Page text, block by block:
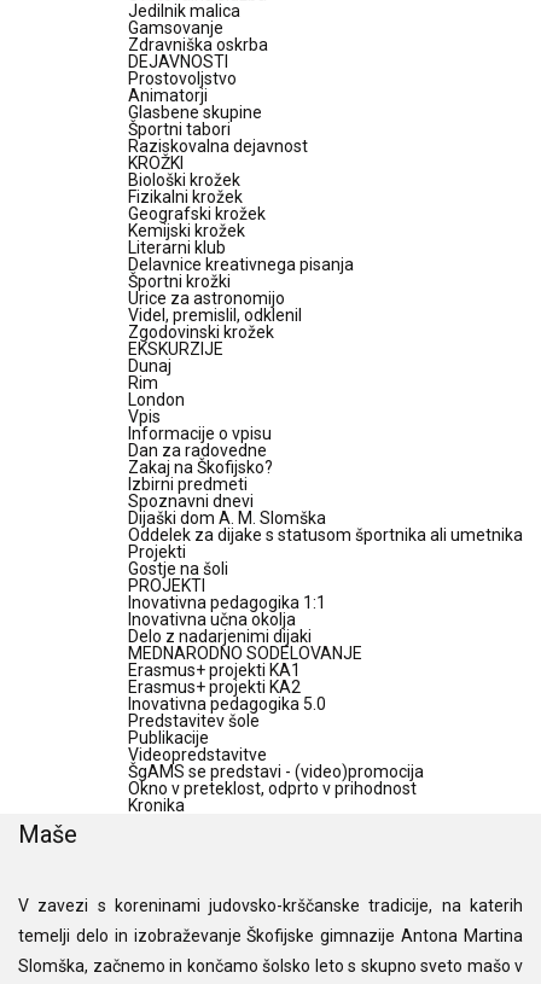
Jedilnik malica
Gamsovanje
Zdravniška oskrba
DEJAVNOSTI
Prostovoljstvo
Animatorji
Glasbene skupine
Športni tabori
Raziskovalna dejavnost
KROŽKI
Biološki krožek
Fizikalni krožek
Geografski krožek
Kemijski krožek
Literarni klub
Delavnice kreativnega pisanja
Športni krožki
Urice za astronomijo
Videl, premislil, odklenil
Zgodovinski krožek
EKSKURZIJE
Dunaj
Rim
London
Vpis
Informacije o vpisu
Dan za radovedne
Zakaj na Škofijsko?
Izbirni predmeti
Spoznavni dnevi
Dijaški dom A. M. Slomška
Oddelek za dijake s statusom športnika ali umetnika
Projekti
Gostje na šoli
PROJEKTI
Inovativna pedagogika 1:1
Inovativna učna okolja
Delo z nadarjenimi dijaki
MEDNARODNO SODELOVANJE
Erasmus+ projekti KA1
Erasmus+ projekti KA2
Inovativna pedagogika 5.0
Predstavitev šole
Publikacije
Videopredstavitve
ŠgAMS se predstavi - (video)promocija
Okno v preteklost, odprto v prihodnost
Kronika
Maše
V zavezi s koreninami judovsko-krščanske tradicije, na katerih
temelji delo in izobraževanje Škofijske gimnazije Antona Martina
Slomška, začnemo in končamo šolsko leto s skupno sveto mašo v